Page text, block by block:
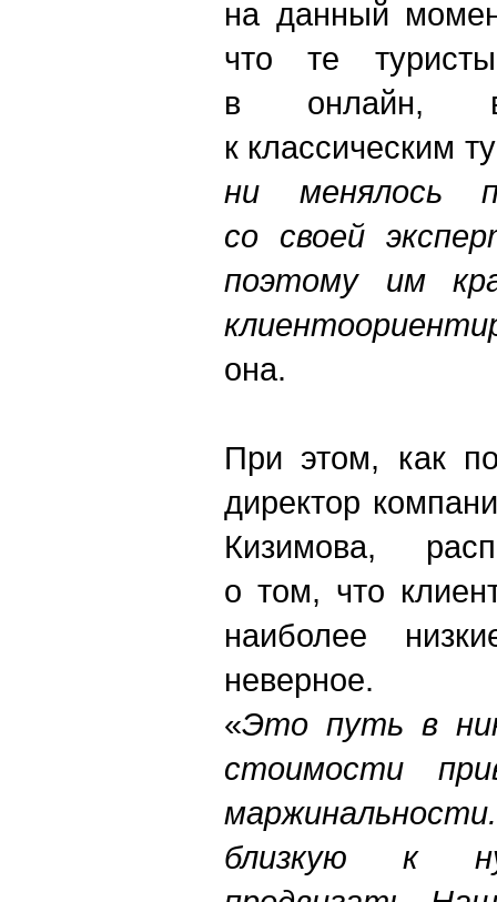
на данный
что те
в онлайн,
к классическим
ни менялось
со своей
поэтому им
она.
При этом, как
директор
Кизимова,
о том, что
наиболее
неверное.
«Это путь в
стоимости
близкую к